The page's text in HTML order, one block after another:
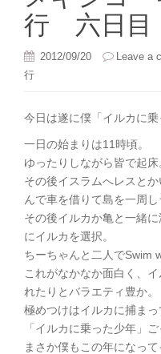
行 六日目
2012/09/20 Leave a
行
今日は遂に僕「イルカに乗
一日の始まりは11時頃。
ゆったりしながら皆で起床
その後イスラムへレスとか
んで車を借りて島を一周し
その後イルカか亀と一緒
にイルカを選択。
ちーちゃんと二人でSwim
これがなかなか面白く、
れたりとバラエティ豊か。
極めつけはイルカに捕ま
「イルカに乗った少年」ご
まさか僕もこの年になっ